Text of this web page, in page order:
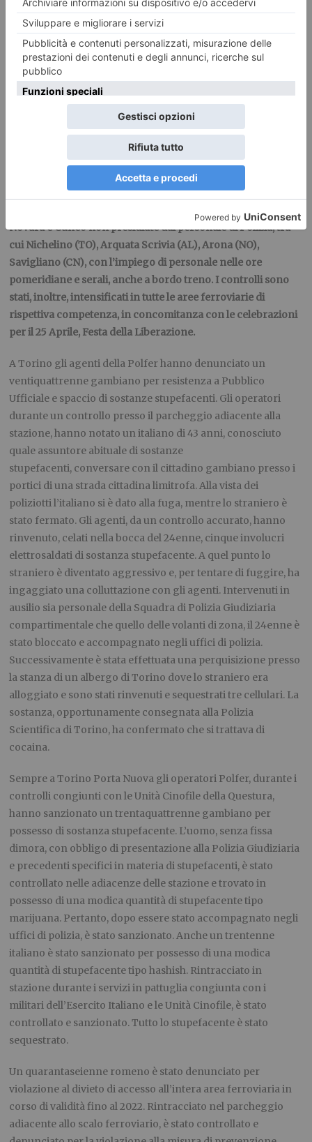
per attività antiborseggio. 69 i servizi di
vigilanza a bordo treno per un totale di 169
convogli presenziati. 28 i servizi lungo linea
e 73 di ordine pubblico. Questi i risultati
dell’attività settimanale, dal 19 al 25 aprile,
del Compartimento Polizia Ferroviaria per il
Piemonte e la Valle d’Aosta.
Durante la settimana sono stati disposti mirati servizi di
prevenzione, vigilanza e contrasto alla microcriminalità
presso alcune stazioni nelle province di Torino, Alessandria,
Novara e Cuneo non presidiate dal personale di Polizia, tra
cui Nichelino (TO), Arquata Scrivia (AL), Arona (NO),
Savigliano (CN), con l’impiego di personale nelle ore
pomeridiane e serali, anche a bordo treno. I controlli sono
stati, inoltre, intensificati in tutte le aree ferroviarie di
rispettiva competenza, in concomitanza con le celebrazioni
per il 25 Aprile, Festa della Liberazione.
A Torino gli agenti della Polfer hanno denunciato un
ventiquattrenne gambiano per resistenza a Pubblico
Ufficiale e spaccio di sostanze stupefacenti. Gli operatori
durante un controllo presso il parcheggio adiacente alla
stazione, hanno notato un italiano di 43 anni, conosciuto
quale assuntore abituale di sostanze
stupefacenti, conversare con il cittadino gambiano presso i
portici di una strada cittadina limitrofa. Alla vista dei
poliziotti l’italiano si è dato alla fuga, mentre lo straniero è
stato fermato. Gli agenti, da un controllo accurato, hanno
rinvenuto, celati nella bocca del 24enne, cinque involucri
elettrosaldati di sostanza stupefacente. A quel punto lo
straniero è diventato aggressivo e, per tentare di fuggire, ha
ingaggiato una colluttazione con gli agenti. Intervenuti in
ausilio sia personale della Squadra di Polizia Giudiziaria
compartimentale che quello delle volanti di zona, il 24enne è
stato bloccato e accompagnato negli uffici di polizia.
Successivamente è stata effettuata una perquisizione presso
la stanza di un albergo di Torino dove lo straniero era
alloggiato e sono stati rinvenuti e sequestrati tre cellulari. La
sostanza, opportunamente consegnata alla Polizia
Scientifica di Torino, ha confermato che si trattava di
cocaina.
Sempre a Torino Porta Nuova gli operatori Polfer, durante i
controlli congiunti con le Unità Cinofile della Questura,
hanno sanzionato un trentaquattrenne gambiano per
possesso di sostanza stupefacente. L’uomo, senza fissa
dimora, con obbligo di presentazione alla Polizia Giudiziaria
e precedenti specifici in materia di stupefacenti, è stato
controllato nelle adiacenze delle stazione e trovato in
possesso di una modica quantità di stupefacente tipo
marijuana. Pertanto, dopo essere stato accompagnato negli
uffici di polizia, è stato sanzionato. Anche un trentenne
italiano è stato sanzionato per possesso di una modica
quantità di stupefacente tipo hashish. Rintracciato in
stazione durante i servizi in pattuglia congiunta con i
militari dell’Esercito Italiano e le Unità Cinofile, è stato
controllato e sanzionato. Tutto lo stupefacente è stato
sequestrato.
Un quarantaseienne romeno è stato denunciato per
violazione al divieto di accesso all’intera area ferroviaria in
corso di validità fino al 2022. Rintracciato nel parcheggio
adiacente allo scalo ferroviario, è stato controllato e